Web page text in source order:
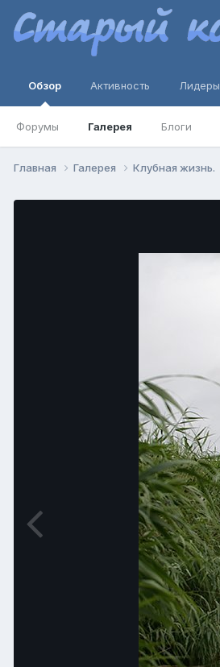
Обзор
Форумы Галерея Блоги
Активность Лидеры
Главная Галерея Клубная жизнь.